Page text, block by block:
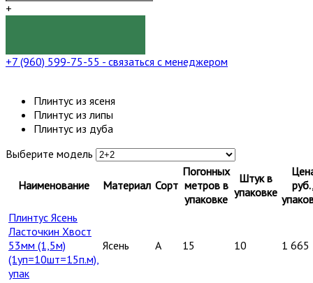
+
+7 (960) 599-75-55 - связаться с менеджером
Плинтус из ясеня
Плинтус из липы
Плинтус из дуба
Выберите модель
Наименование Материал Сорт
Погонных
метров в
упаковке
Штук в
упаковке
Плинтус Ясень
Ласточкин Хвост
53мм (1,5м)
(1уп=10шт=15п.м),
упак
Ясень A 15 10 1 665